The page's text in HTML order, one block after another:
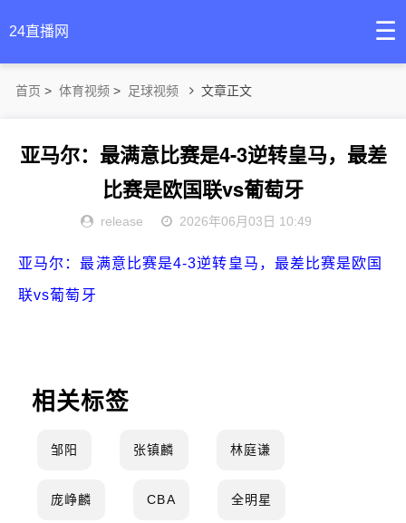
24直播网 ☰
首页 > 体育视频 > 足球视频 文章正文
亚马尔：最满意比赛是4-3逆转皇马，最差
比赛是欧国联vs葡萄牙
release 2026年06月03日 10:49
亚马尔：最满意比赛是4-3逆转皇马，最差比赛是欧国
联vs葡萄牙
相关标签
邹阳 张镇麟 林庭谦
庞峥麟 CBA 全明星